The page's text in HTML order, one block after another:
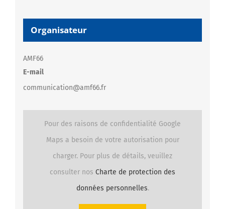
Organisateur
AMF66
E-mail
communication@amf66.fr
Pour des raisons de confidentialité Google
Maps a besoin de votre autorisation pour
charger. Pour plus de détails, veuillez
consulter nos Charte de protection des
données personnelles.